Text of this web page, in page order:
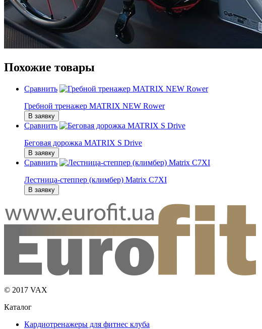
Похожие товары
Сравнить
Гребной тренажер MATRIX NEW Rower
В заявку
Сравнить
Беговая дорожка MATRIX S Drive
В заявку
Сравнить
Лестница-степпер (климбер) Matrix C7XI
В заявку
© 2017 VAX
Каталог
Кардиотренажеры для фитнес клуба